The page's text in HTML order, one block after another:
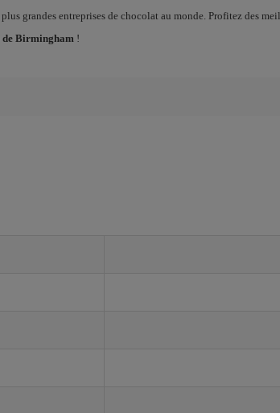
grandes entreprises de chocolat au monde. Profitez des
de Birmingham!